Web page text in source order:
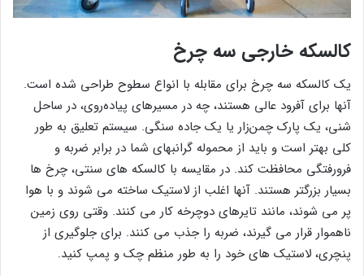
کالسکه خارجی سه چرخ
یک کالسکه سه چرخ برای مقابله با انواع سطوح طراحی شده است.
آنها برای آفرود عالی هستند، چه در مسیرهای پیاده‌روی، در ساحل
شنی، یک پارک چمن‌زار یا یک جاده سنگی. سیستم تعلیق به طور
کلی بهتر است و باید از محموله گرانبهای شما در برابر ضربه و
فرورفتگی محافظت کند. در مقایسه با کالسکه های سنتی، چرخ ها
بسیار بزرگتر هستند. آنها اغلب از لاستیک ساخته می شوند و با هوا
پر می شوند، مانند تایرهای دوچرخه کار می کنند. وقتی روی زمین
ناهموار قرار می گیرند، ضربه را جذب می کنند. برای جلوگیری از
پنچری، لاستیک های خود را به طور منظم چک و پمپ کنید.